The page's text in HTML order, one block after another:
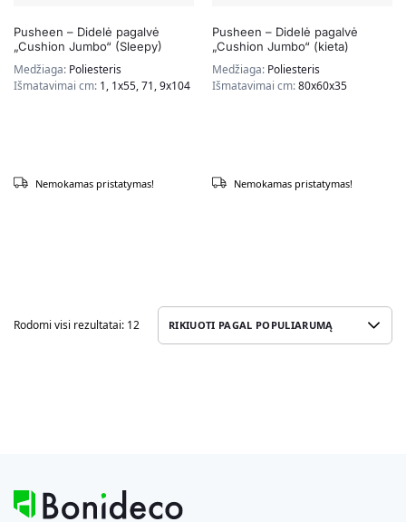
Pusheen – Didelė pagalvė
„Cushion Jumbo“ (Sleepy)
Medžiaga: Poliesteris
Išmatavimai cm: 1, 1x55, 71, 9x104
Nemokamas pristatymas!
Pusheen – Didelė pagalvė
„Cushion Jumbo“ (kieta)
Medžiaga: Poliesteris
Išmatavimai cm:80x60x35
Nemokamas pristatymas!
Rodomi visi rezultatai: 12